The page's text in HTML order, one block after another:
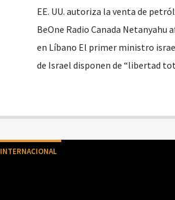
EE. UU. autoriza la venta de
BeOne Radio Canada
en Líbano El primer ministro
de Israel disponen de “libertad
INTERNACIONAL